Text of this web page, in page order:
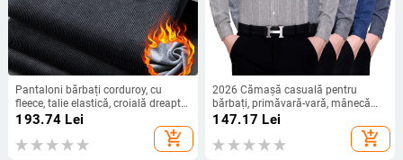
Pantaloni bărbați corduroy, cu
fleece, talie elastică, croială dreaptă,
iarnă 2025, pentru bărbați de vârstă
193.74 Lei
add_shopping_cart
2026 Cămașă casuală pentru
bărbați, primăvară-vară, mânecă
lungă, croială lejeră, din bumbac și
147.17 Lei
add_shopping_cart